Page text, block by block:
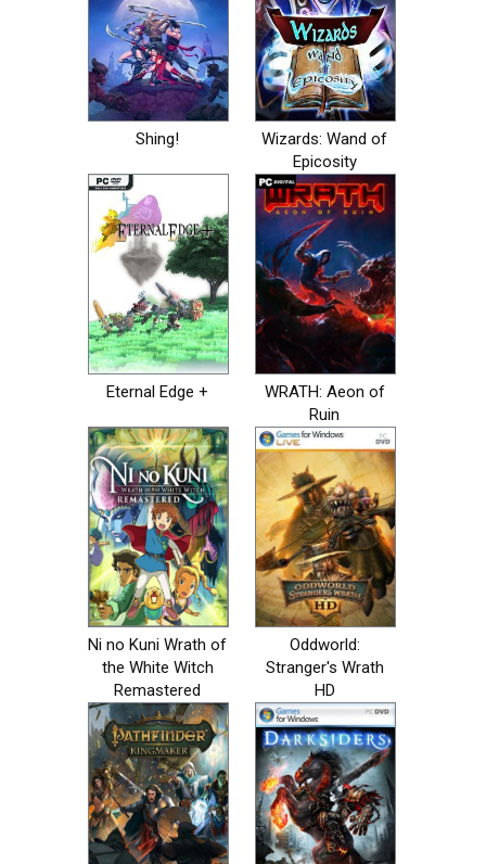
Shing!
Wizards: Wand of
Epicosity
Eternal Edge +
WRATH: Aeon of
Ruin
Ni no Kuni Wrath of
the White Witch
Remastered
Oddworld:
Stranger's Wrath
HD